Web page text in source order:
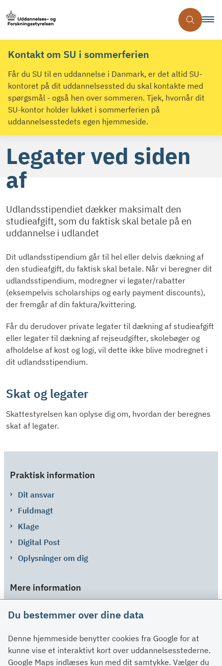
Kontakt om SU i sommerferien
Får du SU til en uddannelse i Danmark, er det altid SU-
kontoret på dit uddannelsessted du skal kontakte med
spørgsmål - også hen over sommeren. Tjek, hvornår dit
SU-kontor holder lukket i sommerferien på
uddannelsesstedets egen hjemmeside.
Legater ved siden
af
Udlandsstipendiet dækker maksimalt den
studieafgift, som du faktisk skal betale på en
uddannelse i udlandet
Dit udlandsstipendium går til hel eller delvis dækning af
den studieafgift, du faktisk skal betale. Når vi beregner dit
udlandsstipendium, modregner vi legater/rabatter
(eksempelvis scholarships og early payment discounts),
der fremgår af din faktura/kvittering.
Får du derudover private legater til dækning af studieafgift
eller legater til dækning af rejseudgifter, skolebøger og
afholdelse af kost og logi, vil dette ikke blive modregnet i
dit udlandsstipendium.
Skat og legater
Skattestyrelsen kan oplyse dig om, hvordan der beregnes
skat af legater.
Praktisk information
Dit ansvar
Fuldmagt
Klage
Digital Post
Oplysninger om dig
Mere information
Spørgsmål og svar
Kontakt
Du bestemmer over dine data
Denne hjemmeside benytter cookies fra Google for at
kunne vise et interaktivt kort over uddannelsesstederne.
Google Maps indlæses kun med dit samtykke. Vælger du